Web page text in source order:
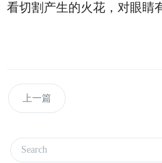
看切割产生的火花，对眼睛
上一篇